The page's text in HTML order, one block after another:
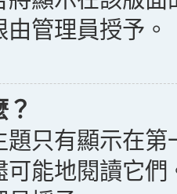
管理員授予。
題只有顯示在
可能地閱讀它